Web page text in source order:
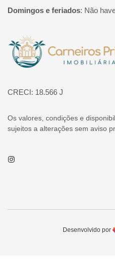
Domingos e feriados: Não
Página inicial
CRECI: 18.566 J
Os valores, condições e
sujeitos a alterações sem aviso
Instagram
Desenvolvido por